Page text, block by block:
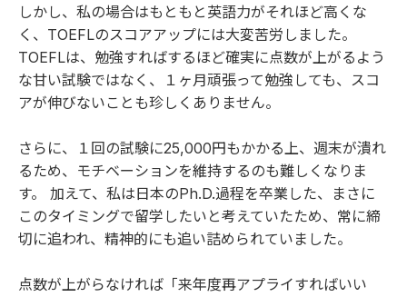
しかし、私の場合はもともと英語力がそれほど高くな
く、TOEFLのスコアアップには大変苦労しました。
TOEFLは、勉強すればするほど確実に点数が上がるよう
な甘い試験ではなく、１ヶ月頑張って勉強しても、スコ
アが伸びないことも珍しくありません。
さらに、１回の試験に25,000円もかかる上、週末が潰れ
るため、モチベーションを維持するのも難しくなりま
す。 加えて、私は日本のPh.D.過程を卒業した、まさに
このタイミングで留学したいと考えていたため、常に締
切に追われ、精神的にも追い詰められていました。
点数が上がらなければ「来年度再アプライすればいい